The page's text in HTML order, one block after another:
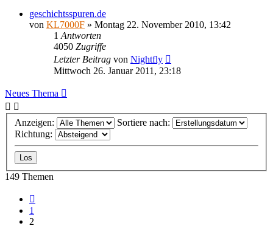
geschichtsspuren.de
von KL7000F » Montag 22. November 2010, 13:42
1 Antworten
4050 Zugriffe
Letzter Beitrag von Nightfly
Mittwoch 26. Januar 2011, 23:18
Neues Thema
Anzeigen:
Sortiere nach:
Richtung:
149 Themen
1
2